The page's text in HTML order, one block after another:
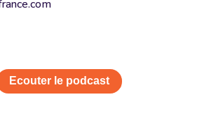
Ecouter le podcast